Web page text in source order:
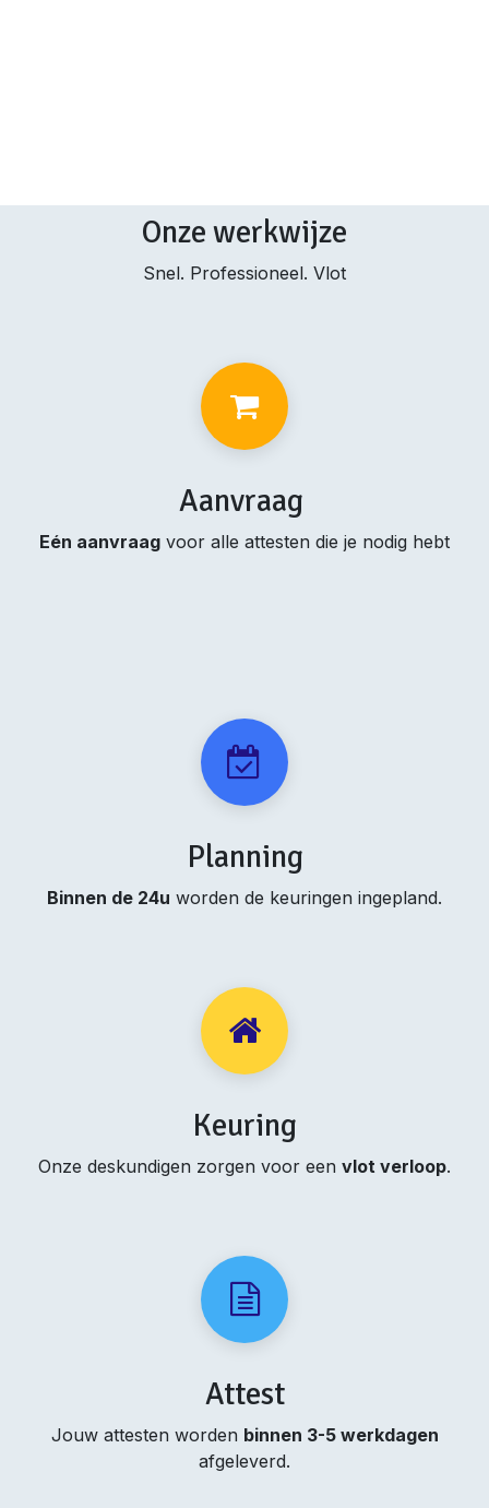
Onze werkwijze
Snel. Professioneel. Vlot
Aanvraag
Eén aanvraag voor alle attesten die je nodig hebt
Planning
Binnen de 24u worden de keuringen ingepland.
Keuring
Onze deskundigen zorgen voor een vlot verloop.
Attest
Jouw attesten worden binnen 3-5 werkdagen
afgeleverd.